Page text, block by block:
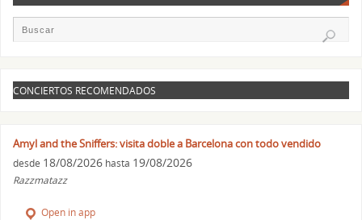
CONCIERTOS RECOMENDADOS
Amyl and the Sniffers: visita doble a Barcelona con todo vendido
desde 18/08/2026 hasta 19/08/2026
Razzmatazz
Open in app